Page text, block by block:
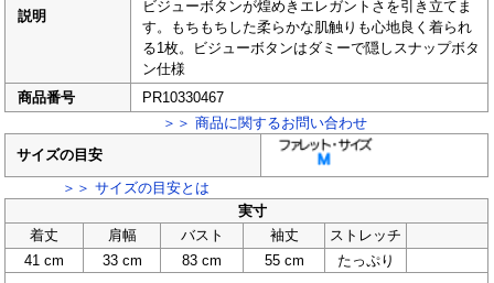
説明
ビジューボタンが煌めきエレガントさを引き立てま
す。もちもちした柔らかな肌触りも心地良く着られ
る1枚。ビジューボタンはダミーで隠しスナップボタ
ン仕様
商品番号
PR10330467
＞＞ 商品に関するお問い合わせ
サイズの目安
＞＞ サイズの目安とは
実寸
着丈
肩幅 バスト 袖丈
ストレッチ
41 cm
33 cm 83 cm 55 cm たっぷり